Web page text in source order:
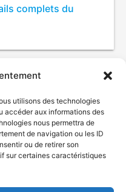
utilisons des technologies
accéder aux informations des
nous permettra de
de navigation ou les ID
ou de retirer son
sur certaines caractéristiques
complets du
2026